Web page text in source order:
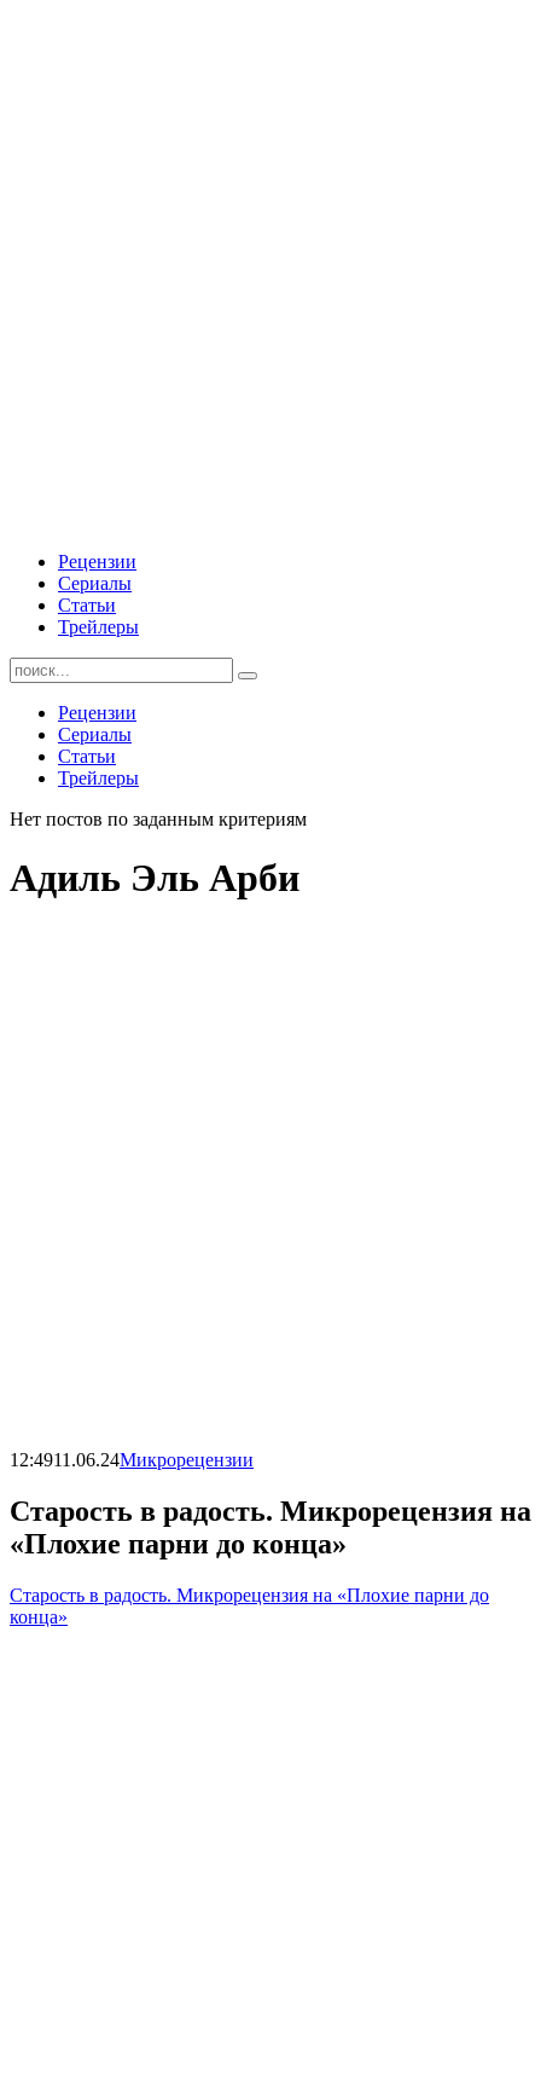
Рецензии
Сериалы
Статьи
Трейлеры
Найти:
Рецензии
Сериалы
Статьи
Трейлеры
Нет постов по заданным критериям
Адиль Эль Арби
12:4911.06.24Микрорецензии
Старость в радость. Микрорецензия на
«Плохие парни до конца»
Старость в радость. Микрорецензия на «Плохие парни до
конца»